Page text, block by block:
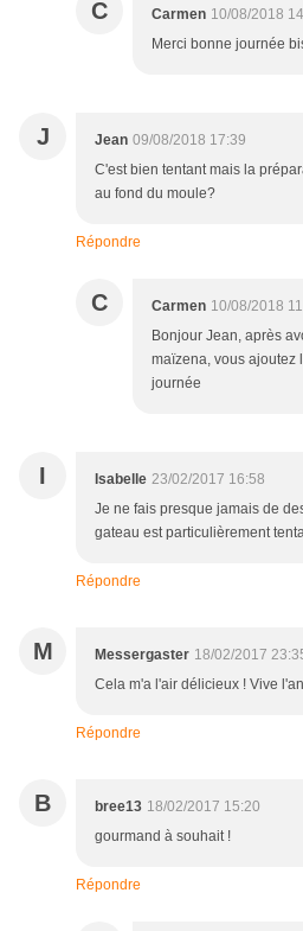
C Carmen 10/08/2018
Merci bonne journée
J Jean 09/08/2018 17:39
C'est bien tentant mais la
au fond du moule?
Répondre
C Carmen 10/08/2018
Bonjour Jean, après
maïzena, vous ajoutez
journée
I Isabelle 23/02/2017 16:58
Je ne fais presque jamais de
gateau est particulièrement
Répondre
M Messergaster 18/02/2017
Cela m'a l'air délicieux ! Vive
Répondre
B bree13 18/02/2017 15:20
gourmand à souhait !
Répondre